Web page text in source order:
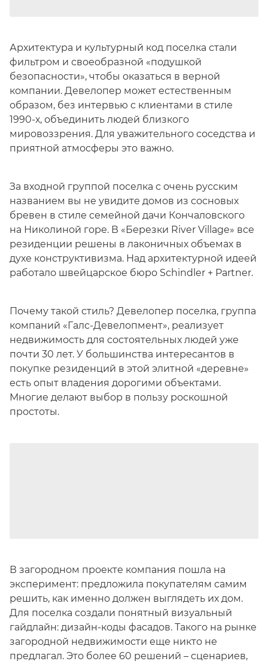
Архитектура и культурный код поселка стали
фильтром и своеобразной «подушкой
безопасности», чтобы оказаться в верной
компании. Девелопер может естественным
образом, без интервью с клиентами в стиле
1990-х, объединить людей близкого
мировоззрения. Для уважительного соседства и
приятной атмосферы это важно.
За входной группой поселка с очень русским
названием вы не увидите домов из сосновых
бревен в стиле семейной дачи Кончаловского
на Николиной горе. В «Березки River Village» все
резиденции решены в лаконичных объемах в
духе конструктивизма. Над архитектурной идеей
работало швейцарское бюро Sсhindler + Partner.
Почему такой стиль? Девелопер поселка, группа
компаний «Галс-Девелопмент», реализует
недвижимость для состоятельных людей уже
почти 30 лет. У большинства интересантов в
покупке резиденций в этой элитной «деревне»
есть опыт владения дорогими объектами.
Многие делают выбор в пользу роскошной
простоты.
В загородном проекте компания пошла на
эксперимент: предложила покупателям самим
решить, как именно должен выглядеть их дом.
Для поселка создали понятный визуальный
гайдлайн: дизайн-коды фасадов. Такого на рынке
загородной недвижимости еще никто не
предлагал. Это более 60 решений – сценариев,